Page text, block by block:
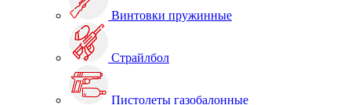
Винтовки пружинные
Страйлбол
Пистолеты газобалонные